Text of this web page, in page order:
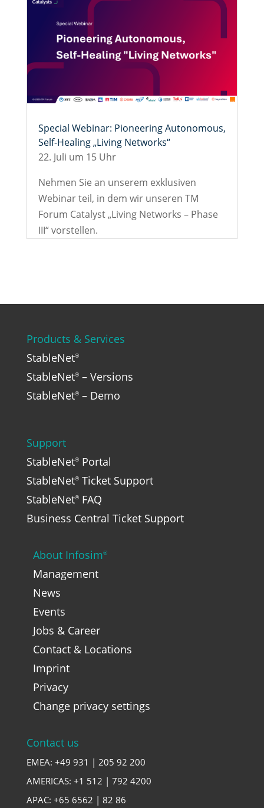
Special Webinar: Pioneering Autonomous,
Self-Healing „Living Networks“
22. Juli um 15 Uhr
Nehmen Sie an unserem exklusiven
Webinar teil, in dem wir unseren TM
Forum Catalyst „Living Networks – Phase
III“ vorstellen.
Products & Services
StableNet®
StableNet®– Versions
StableNet®– Demo
Support
StableNet®Portal
StableNet®Ticket Support
StableNet®FAQ
Business Central Ticket Support
About Infosim®
Management
News
Events
Jobs & Career
Contact & Locations
Imprint
Privacy
Change privacy settings
Contact us
EMEA: +49 931 | 205 92 200
AMERICAS: +1 512 | 792 4200
APAC: +65 6562 | 82 86